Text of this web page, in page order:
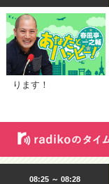
ります！
08:25 ～ 08:28